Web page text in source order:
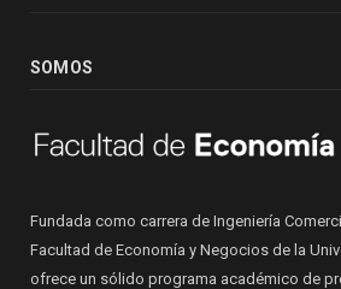
SOMOS
Fundada como carrera de Ingeniería
Facultad de Economía y Negocios de la
ofrece un sólido programa académico de